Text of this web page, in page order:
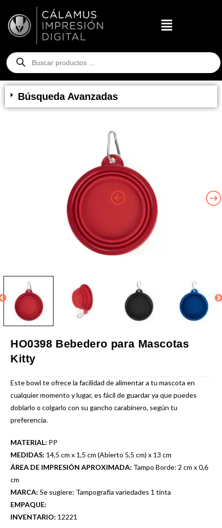
Búsqueda Avanzadas
HO0398 Bebedero para Mascotas
Kitty
Este bowl te ofrece la facilidad de alimentar a tu mascota en
cualquier momento y lugar, es fácil de guardar ya que puedes
doblarlo o colgarlo con su gancho carabinero, según tu
preferencia.
MATERIAL: PP
MEDIDAS: 14,5 cm x 1,5 cm (Abierto 5,5 cm) x 13 cm
ÁREA DE IMPRESIÓN APROXIMADA: Tampo Borde: 2 cm x 0,6
cm
MARCA: Se sugiere: Tampografía variedades 1 tinta
EMPAQUE:
INVENTARIO: 12221